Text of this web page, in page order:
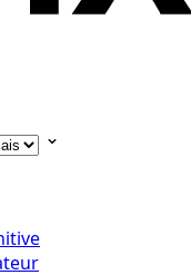
la langue